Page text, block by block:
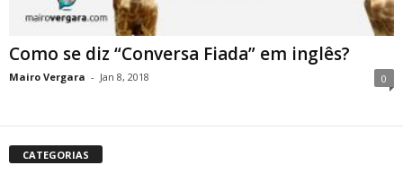
Como se diz “Conversa Fiada” em inglês?
Mairo Vergara - Jan 8, 2018 0
CATEGORIAS